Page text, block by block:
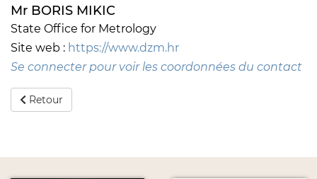
Mr BORIS MIKIC
State Office for Metrology
Site web : https://www.dzm.hr
Se connecter pour voir les coordonnées du contact
Retour